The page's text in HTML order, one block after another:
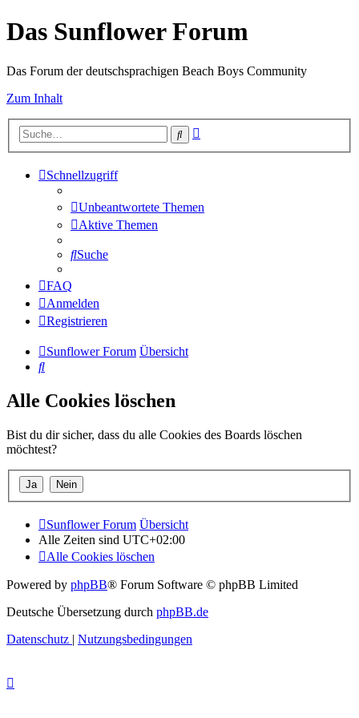
Das Sunflower Forum
Das Forum der deutschsprachigen Beach Boys Community
Zum Inhalt
Suche
Schnellzugriff
Unbeantwortete Themen
Aktive Themen
Suche
FAQ
Anmelden
Registrieren
Sunflower Forum Übersicht
Suche
Alle Cookies löschen
Bist du dir sicher, dass du alle Cookies des Boards löschen
möchtest?
Sunflower Forum Übersicht
Alle Zeiten sind UTC+02:00
Alle Cookies löschen
Powered by phpBB® Forum Software © phpBB Limited
Deutsche Übersetzung durch phpBB.de
Datenschutz | Nutzungsbedingungen